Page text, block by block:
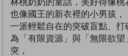
也像國王的新衣裡的小男孩，
一派輕鬆自在的突破盲點、打
為「有限資源」與「無限欲
突，